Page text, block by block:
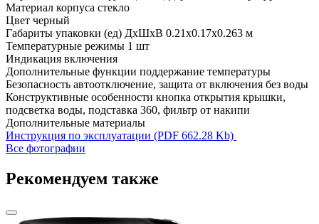
Материал корпуса стекло
Цвет черный
Габариты упаковки (ед) ДхШхВ 0.21x0.17x0.263 м
Температурные режимы 1 шт
Индикация включения
Дополнительные функции поддержание температуры
Безопасность автоотключение, защита от включения без воды
Конструктивные особенности кнопка открытия крышки,
подсветка воды, подставка 360, фильтр от накипи
Дополнительные материалы
Инструкция по эксплуатации (PDF 662.28 Kb)
Все фотографии
Рекомендуем также